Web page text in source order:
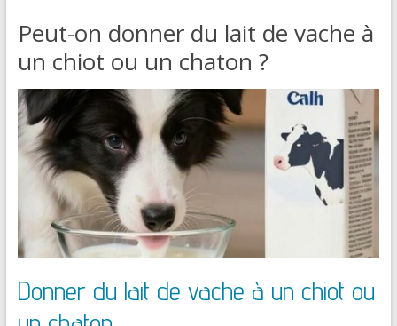
Peut-on donner du lait de vache à
un chiot ou un chaton ?
Donner du lait de vache à un chiot ou